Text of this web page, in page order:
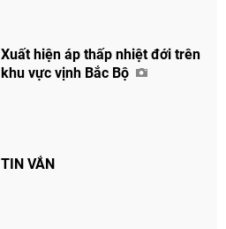
Xuất hiện áp thấp nhiệt đới trên
khu vực vịnh Bắc Bộ
TIN VẮN